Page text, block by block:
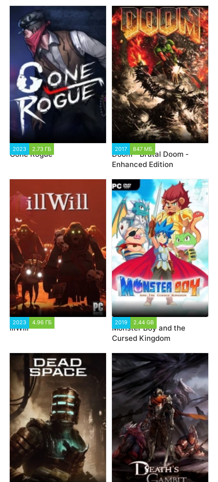
2023 2.73 ГБ
Gone Rogue
2017 847 МБ
Doom - Brutal Doom -
Enhanced Edition
2023 4.96 ГБ
illWill
2019 2.44 GB
Monster Boy and the
Cursed Kingdom